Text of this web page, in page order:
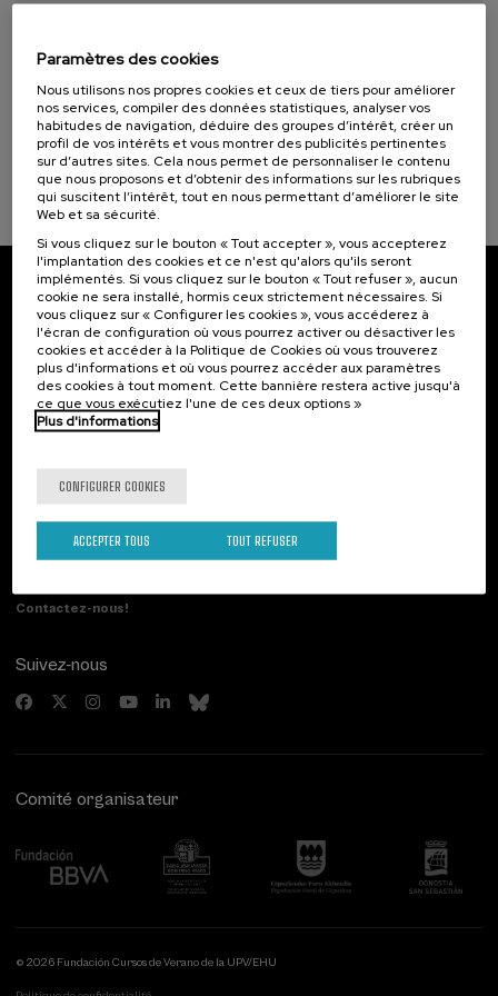
Objectifs de développement durable
artifiziala eta osasuna
10 h. Basque .
...
À PARTIR DE12 €
Dernières
places
Gratuit
Date
passée
Liste
d'attente
Période
d'inscription
terminée
Abonnez-vous à notre bulletin
Inscrivez-vous pour être le premier à recevoir les
actualités de l'UIK.
S'abonner
Contact
20007 Donostia / San Sebastián
Contactez-nous!
Suivez-nous
Comité organisateur
© 2026 Fundación Cursos de Verano de la UPV/EHU
Paramètres des cookies
Nous utilisons nos propres cookies et ceux de tiers pour améliorer
nos services, compiler des données statistiques, analyser vos
habitudes de navigation, déduire des groupes d’intérêt, créer un
profil de vos intérêts et vous montrer des publicités pertinentes
sur d’autres sites. Cela nous permet de personnaliser le contenu
que nous proposons et d’obtenir des informations sur les rubriques
qui suscitent l’intérêt, tout en nous permettant d’améliorer le site
Web et sa sécurité.
Si vous cliquez sur le bouton « Tout accepter », vous accepterez
l'implantation des cookies et ce n'est qu'alors qu'ils seront
implémentés. Si vous cliquez sur le bouton « Tout refuser », aucun
cookie ne sera installé, hormis ceux strictement nécessaires. Si
vous cliquez sur « Configurer les cookies », vous accéderez à
l'écran de configuration où vous pourrez activer ou désactiver les
cookies et accéder à la Politique de Cookies où vous trouverez
plus d'informations et où vous pourrez accéder aux paramètres
des cookies à tout moment. Cette bannière restera active jusqu'à
ce que vous exécutiez l'une de ces deux options »
Plus d'informations
CONFIGURER COOKIES
TOUT REFUSER
ACCEPTER TOUS